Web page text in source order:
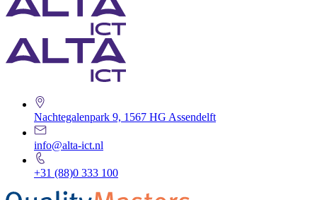
Nachtegalenpark 9, 1567 HG Assendelft
info@alta-ict.nl
+31 (88)0 333 100